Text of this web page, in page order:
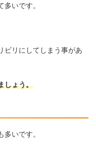
いです。
ビリにしてしまう事があ
しょう。
いです。